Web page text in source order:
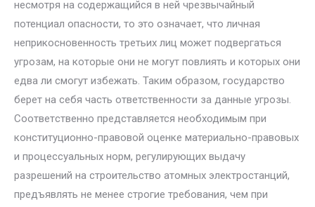
несмотря на содержащийся в ней чрезвычайный
потенциал опасности, то это означает, что личная
неприкосновенность третьих лиц может подвергаться
угрозам, на которые они не могут по­влиять и которых они
едва ли смогут избежать. Таким образом, госу­дарство
берет на себя часть ответственности за данные угрозы.
Соответ­ственно представляется необходимым при
конституционно-правовой оценке материально-правовых
и процессуальных норм, регулирующих выдачу
разрешений на строительство атомных электростанций,
предъ­являть не менее строгие требования, чем при